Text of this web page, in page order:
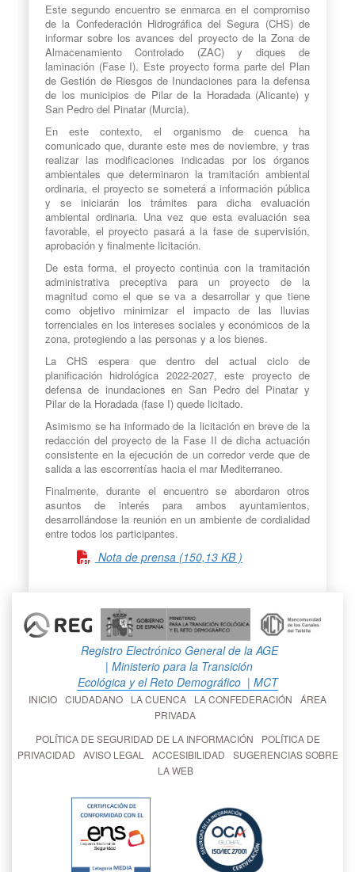
Este segundo encuentro se enmarca en el compromiso
de la Confederación Hidrográfica del Segura (CHS) de
informar sobre los avances del proyecto de la Zona de
Almacenamiento Controlado (ZAC) y diques de
laminación (Fase I). Este proyecto forma parte del Plan
de Gestión de Riesgos de Inundaciones para la defensa
de los municipios de Pilar de la Horadada (Alicante) y
San Pedro del Pinatar (Murcia).
En este contexto, el organismo de cuenca ha
comunicado que, durante este mes de noviembre, y tras
realizar las modificaciones indicadas por los órganos
ambientales que determinaron la tramitación ambiental
ordinaria, el proyecto se someterá a información pública
y se iniciarán los trámites para dicha evaluación
ambiental ordinaria. Una vez que esta evaluación sea
favorable, el proyecto pasará a la fase de supervisión,
aprobación y finalmente licitación.
De esta forma, el proyecto continúa con la tramitación
administrativa preceptiva para un proyecto de la
magnitud como el que se va a desarrollar y que tiene
como objetivo minimizar el impacto de las lluvias
torrenciales en los intereses sociales y económicos de la
zona, protegiendo a las personas y a los bienes.
La CHS espera que dentro del actual ciclo de
planificación hidrológica 2022-2027, este proyecto de
defensa de inundaciones en San Pedro del Pinatar y
Pilar de la Horadada (fase I) quede licitado.
Asimismo se ha informado de la licitación en breve de la
redacción del proyecto de la Fase II de dicha actuación
consistente en la ejecución de un corredor verde que de
salida a las escorrentías hacia el mar Mediterraneo.
Finalmente, durante el encuentro se abordaron otros
asuntos de interés para ambos ayuntamientos,
desarrollándose la reunión en un ambiente de cordialidad
entre todos los participantes.
Nota de prensa (150,13 KB )
Registro Electrónico General de la AGE
| Ministerio para la Transición
Ecológica y el Reto Demográfico | MCT
INICIO CIUDADANO LA CUENCA LA CONFEDERACIÓN
ÁREA
PRIVADA
POLÍTICA DE SEGURIDAD DE LA INFORMACIÓN
POLÍTICA DE
PRIVACIDAD
AVISO LEGAL ACCESIBILIDAD
SUGERENCIAS SOBRE
LA WEB